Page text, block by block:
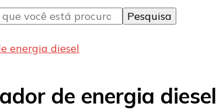
energia diesel
de energia diesel